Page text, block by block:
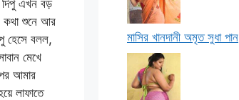
মাসির খানদানী অমৃত সুধা পান